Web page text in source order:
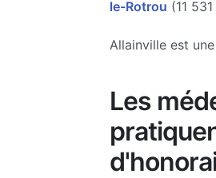
le-Rotrou (11
Allainville est
Les